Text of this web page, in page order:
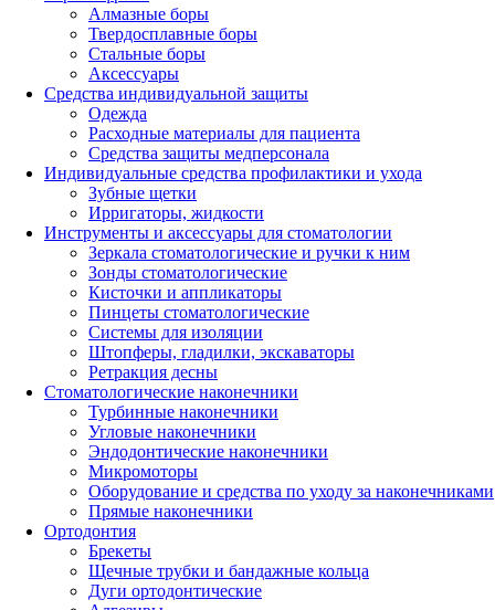
Алмазные боры
Твердосплавные боры
Стальные боры
Аксессуары
Средства индивидуальной защиты
Одежда
Расходные материалы для пациента
Средства защиты медперсонала
Индивидуальные средства профилактики и ухода
Зубные щетки
Ирригаторы, жидкости
Инструменты и аксессуары для стоматологии
Зеркала стоматологические и ручки к ним
Зонды стоматологические
Кисточки и аппликаторы
Пинцеты стоматологические
Системы для изоляции
Штопферы, гладилки, экскаваторы
Ретракция десны
Стоматологические наконечники
Турбинные наконечники
Угловые наконечники
Эндодонтические наконечники
Микромоторы
Оборудование и средства по уходу за наконечниками
Прямые наконечники
Ортодонтия
Брекеты
Щечные трубки и бандажные кольца
Дуги ортодонтические